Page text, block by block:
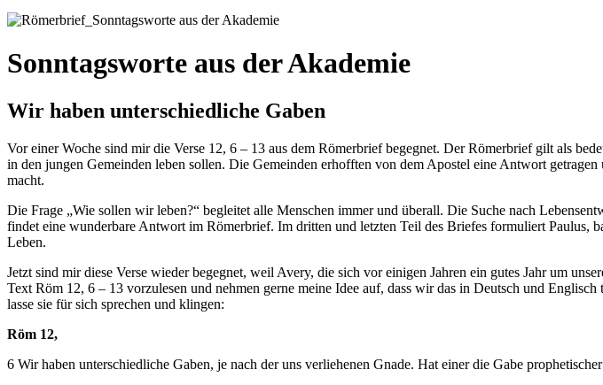
Sonntagsworte aus der Akademie
Wir haben unterschiedliche Gaben
Vor einer Woche sind mir die Verse 12, 6 – 13 aus dem Römerbrief begegnet. Der Römerbrief gilt als
in den jungen Gemeinden leben sollen. Die Gemeinden erhofften von dem Apostel eine Antwort
macht.
Die Frage „Wie sollen wir leben?“ begleitet alle Menschen immer und überall. Die Suche nach
findet eine wunderbare Antwort im Römerbrief. Im dritten und letzten Teil des Briefes formuliert Paulus,
Leben.
Jetzt sind mir diese Verse wieder begegnet, weil Avery, die sich vor einigen Jahren ein gutes Jahr um
Text Röm 12, 6 – 13 vorzulesen und nehmen gerne meine Idee auf, dass wir das in Deutsch und
lasse sie für sich sprechen und klingen:
Röm 12,
6 Wir haben unterschiedliche Gaben, je nach der uns verliehenen Gnade. Hat einer die Gabe